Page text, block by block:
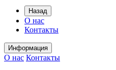
Назад
О нас
Контакты
Информация
О нас Контакты